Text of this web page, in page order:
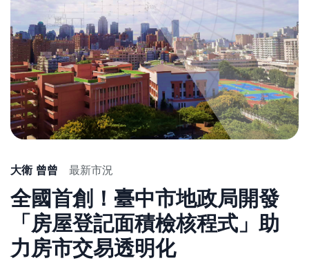
大衛 曾曾 最新市況
全國首創！臺中市地政局開發
「房屋登記面積檢核程式」助
力房市交易透明化